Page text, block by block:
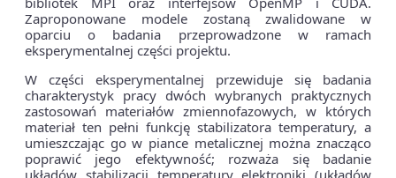
Zaproponowane modele zostaną zwalidowane w
oparciu o badania przeprowadzone w ramach
eksperymentalnej części projektu.
W części eksperymentalnej przewiduje się badania
charakterystyk pracy dwóch wybranych praktycznych
zastosowań materiałów zmiennofazowych, w których
materiał ten pełni funkcję stabilizatora temperatury, a
umieszczając go w piance metalicznej można znacząco
poprawić jego efektywność; rozważa się badanie
układów stabilizacji temperatury elektroniki (układów